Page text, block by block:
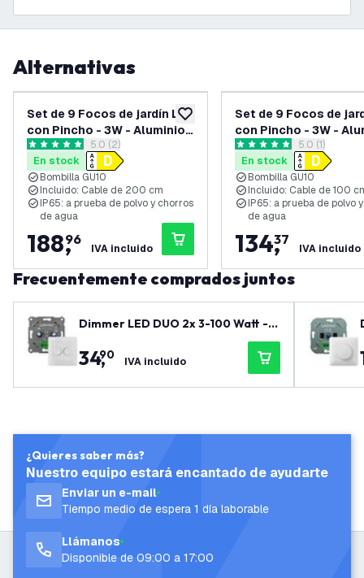
Alternativas
añadir a lista de deseos
Set de 9 Focos de jardín LED
con Pincho - 3W - Aluminio -
Antracita - 2700K - IP65 -
Cable de 2 metros con
enchufe
abrir el panel de reseñas
5 estrellas de puntuación
5.0 (2)
En stock
Bombilla GU10
Incluido: Cable de 200 cm
IP65: a prueba de polvo y chorros
de agua
188,
96
IVA incluido
Set de 9 Focos de
con Pincho - 3W -
Antracita - 4000K -
Cable de 1 metro
abrir el panel
5 estrellas de puntuación
5.0 (1)
En stock
Bombilla GU10
Incluido: Cable de 100
IP65: a prueba de polvo
de agua
134,
37
IVA incluido
Frecuentemente comprados juntos
Dimmer LED DUO 2x 3-100 Watt - 2
20-240V - Corte de fase - Univers
al - Completo
34,
90 IVA incluido
¿Quieres saber más?
Nuestro equipo estará encantado de ayudarte
Enviar un e-mail
Tiempo medio de espera 1 día laborable
Llámanos
Disponible de 09:00 a 17:00